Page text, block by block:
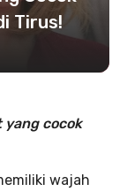
Tirus!
yang cocok
wajah